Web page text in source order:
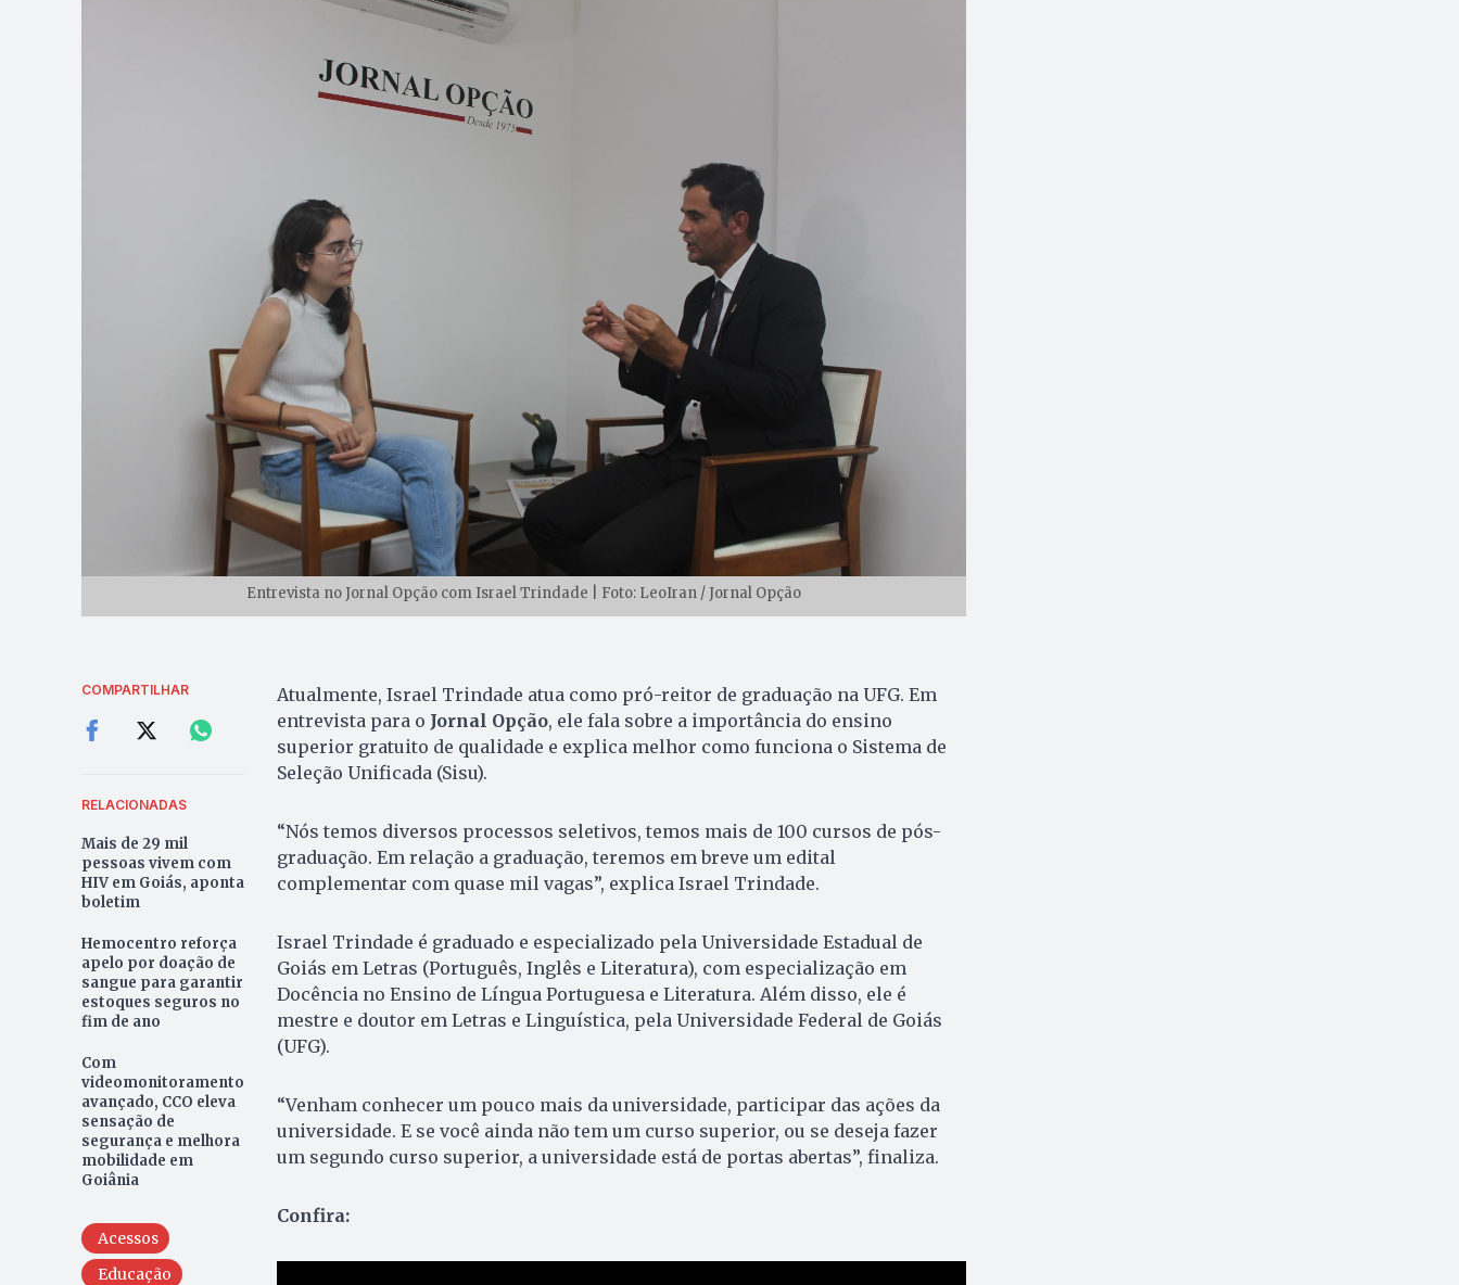
Entrevista no Jornal Opção com Israel Trindade | Foto: LeoIran / Jornal Opção
COMPARTILHAR
RELACIONADAS
Mais de 29 mil
pessoas vivem com
HIV em Goiás, aponta
boletim
Hemocentro reforça
apelo por doação de
sangue para garantir
estoques seguros no
fim de ano
Com
videomonitoramento
avançado, CCO eleva
sensação de
segurança e melhora
mobilidade em
Goiânia
Acessos
Educação
Atualmente, Israel Trindade atua como pró-reitor de graduação na UFG. Em
entrevista para o Jornal Opção, ele fala sobre a importância do ensino
superior gratuito de qualidade e explica melhor como funciona o Sistema de
Seleção Unificada (Sisu).
“Nós temos diversos processos seletivos, temos mais de 100 cursos de pós-
graduação. Em relação a graduação, teremos em breve um edital
complementar com quase mil vagas”, explica Israel Trindade.
Israel Trindade é graduado e especializado pela Universidade Estadual de
Goiás em Letras (Português, Inglês e Literatura), com especialização em
Docência no Ensino de Língua Portuguesa e Literatura. Além disso, ele é
mestre e doutor em Letras e Linguística, pela Universidade Federal de Goiás
(UFG).
“Venham conhecer um pouco mais da universidade, participar das ações da
universidade. E se você ainda não tem um curso superior, ou se deseja fazer
um segundo curso superior, a universidade está de portas abertas”, finaliza.
Confira: